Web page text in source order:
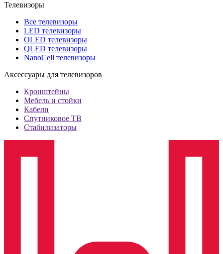
Телевизоры
Все телевизоры
LED телевизоры
OLED телевизоры
QLED телевизоры
NanoCell телевизоры
Аксессуары для телевизоров
Кронштейны
Мебель и стойки
Кабели
Спутниковое ТВ
Стабилизаторы